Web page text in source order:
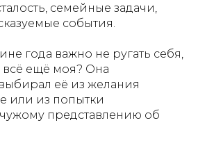
семейные задачи,
события.
года важно не ругать себя,
всё ещё моя? Она
её из желания
или из попытки
чужому представлению об